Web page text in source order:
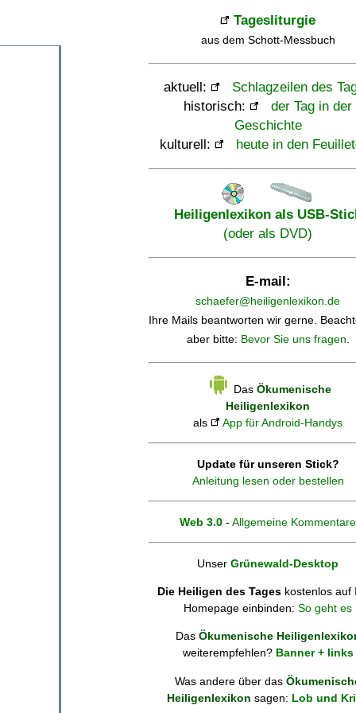
Tagesliturgie
aus dem Schott-Messbuch
aktuell:
Schlagzeilen des
historisch:
der Tag in der
Geschichte
kulturell:
heute in den
Heiligenlexikon als USB-
(oder als DVD)
E-mail:
schaefer@heiligenlexikon.de
Ihre Mails beantworten wir gerne.
aber bitte: Bevor Sie uns fragen.
Das Ökumenische
Heiligenlexikon
als
App für Android-Handys
Update für unseren Stick?
Anleitung lesen oder bestellen
Web 3.0 - Allgemeine Kommentare
Unser Grünewald-Desktop
Die Heiligen des Tages kostenlos auf
Homepage einbinden: So geht es
Das Ökumenische
weiterempfehlen? Banner + links
Was andere über das
Heiligenlexikon sagen: Lob und